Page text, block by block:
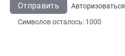
Отправить
Авторизоваться
Символов осталось: 1000